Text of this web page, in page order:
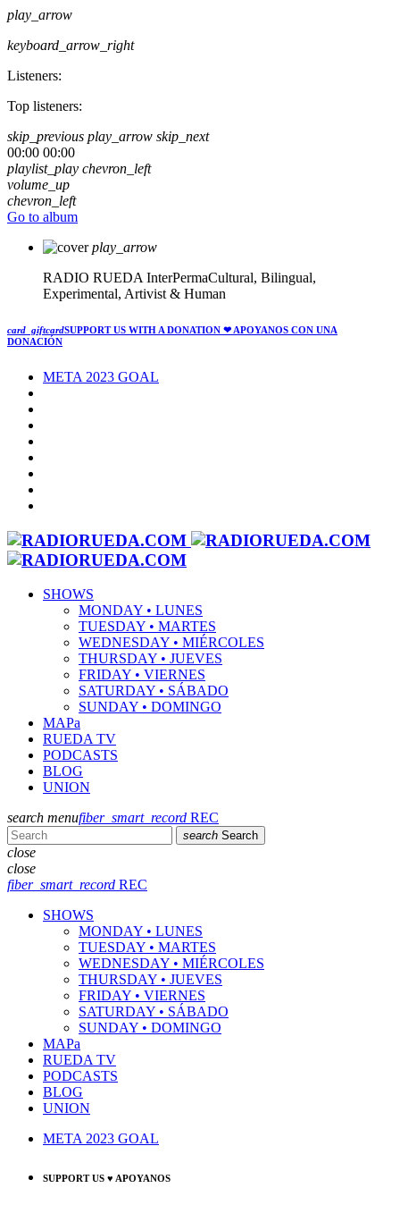
play_arrow
keyboard_arrow_right
Listeners:
Top listeners:
skip_previous play_arrow skip_next
00:00 00:00
playlist_play chevron_left
volume_up
chevron_left
Go to album
play_arrow
RADIO RUEDA InterPermaCultural, Bilingual,
Experimental, Artivist & Human
card_giftcardSUPPORT US WITH A DONATION ❤ APOYANOS CON UNA
DONACIÓN
META 2023 GOAL
SHOWS
MONDAY • LUNES
TUESDAY • MARTES
WEDNESDAY • MIÉRCOLES
THURSDAY • JUEVES
FRIDAY • VIERNES
SATURDAY • SÁBADO
SUNDAY • DOMINGO
MAPa
RUEDA TV
PODCASTS
BLOG
UNION
search menufiber_smart_record REC
search Search
close
close
fiber_smart_record REC
SHOWS
MONDAY • LUNES
TUESDAY • MARTES
WEDNESDAY • MIÉRCOLES
THURSDAY • JUEVES
FRIDAY • VIERNES
SATURDAY • SÁBADO
SUNDAY • DOMINGO
MAPa
RUEDA TV
PODCASTS
BLOG
UNION
META 2023 GOAL
SUPPORT US ♥ APOYANOS